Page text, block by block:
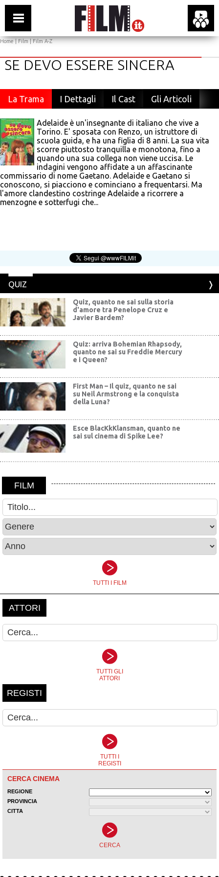
Home|Film|Film A-Z
SE DEVO ESSERE SINCERA
La Trama I Dettagli Il Cast Gli Articoli
Adelaide è un'insegnante di italiano che vive a
Torino. E' sposata con Renzo, un istruttore di
scuola guida, e ha una figlia di 8 anni. La sua vita
scorre piuttosto tranquilla e monotona, fino a
quando una sua collega non viene uccisa. Le
indagini vengono affidate a un affascinante
commissario di nome Gaetano. Adelaide e Gaetano si
conoscono, si piacciono e cominciano a frequentarsi. Ma
l'amore clandestino costringe Adelaide a ricorrere a
menzogne e sotterfugi che...
QUIZ
Quiz, quanto ne sai sulla storia
d'amore tra Penelope Cruz e
Javier Bardem?
Quiz: arriva Bohemian Rhapsody,
quanto ne sai su Freddie Mercury
e i Queen?
First Man – Il quiz, quanto ne sai
su Neil Armstrong e la conquista
della Luna?
Esce BlacKkKlansman, quanto ne
sai sul cinema di Spike Lee?